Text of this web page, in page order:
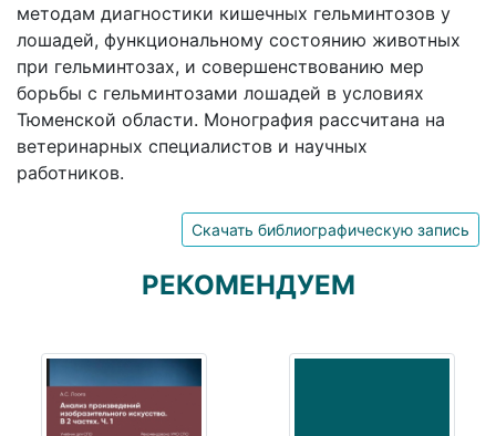
методам диагностики кишечных гельминтозов у
лошадей, функциональному состоянию животных
при гельминтозах, и совершенствованию мер
борьбы с гельминтозами лошадей в условиях
Тюменской области. Монография рассчитана на
ветеринарных специалистов и научных
работников.
Скачать библиографическую запись
РЕКОМЕНДУЕМ